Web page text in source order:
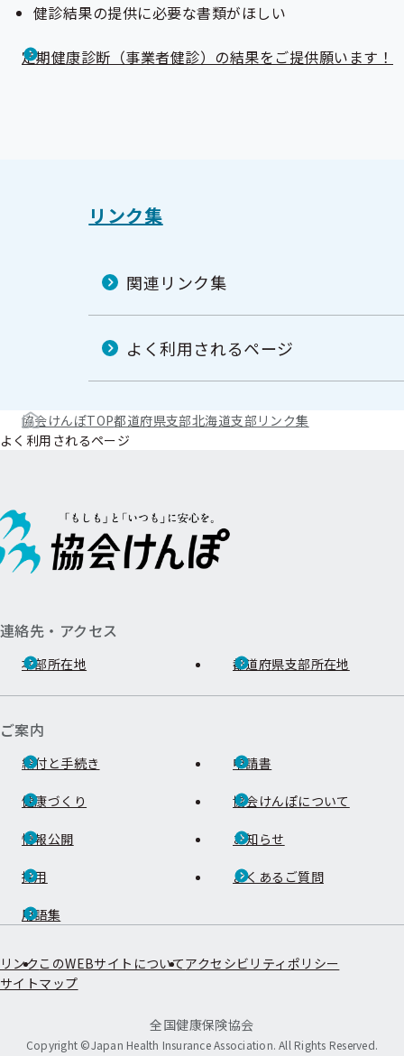
健診結果の提供に必要な書類がほしい
定期健康診断（事業者健診）の結果をご提供願います！
リンク集
関連リンク集
よく利用されるページ
協会けんぽTOP都道府県支部北海道支部 リンク集
よく利用されるページ
連絡先・アクセス
本部所在地 都道府県支部所在地
ご案内
給付と手続き 申請書
健康づくり 協会けんぽについて
情報公開 お知らせ
採用 よくあるご質問
用語集
リンク このWEBサイトについてアクセシビリティポリシー
サイトマップ
全国健康保険協会
Copyright ©Japan Health Insurance Association. All Rights Reserved.